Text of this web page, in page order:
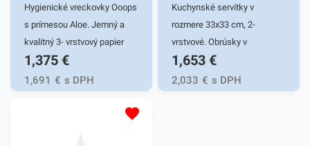
Hygienické vreckovky Ooops
s prímesou Aloe. Jemný a
kvalitný 3- vrstvový papier
pre šetrný kontakt s
pokožkou. Balené po 10 ks.
1,375 €
1,691 € s DPH
Kuchynské servítky v
rozmere 33x33 cm, 2-
vrstvové. Obrúsky v
žltozelenej farbe v balení
50ks. Používajú sa v
reštauráciách, v
1,653 €
2,033 € s DPH